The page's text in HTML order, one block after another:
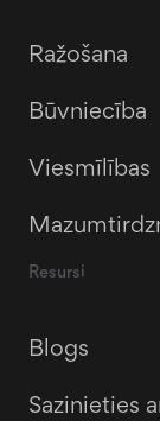
Ražošana
Būvniecība
Viesmīlības
Resursi
Blogs
Sazinieties